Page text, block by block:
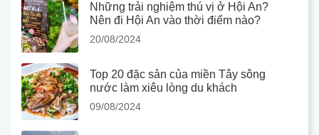
Những trải nghiệm thú vị ở Hội An?
Nên đi Hội An vào thời điểm nào?
20/08/2024
Top 20 đặc sản của miền Tây sông
nước làm xiêu lòng du khách
09/08/2024